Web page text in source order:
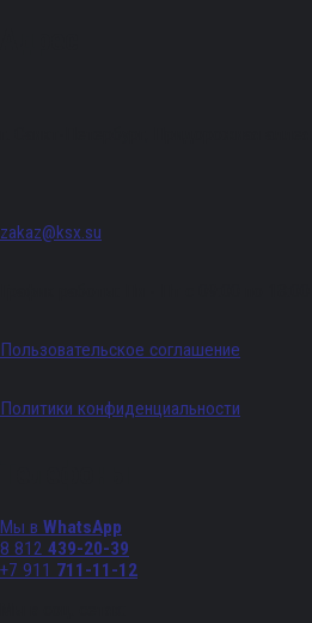
zakaz@ksx.su
Пользовательское соглашение
Политики конфиденциальности
Мы в WhatsApp
8 812 439-20-39
+7 911 711-11-12